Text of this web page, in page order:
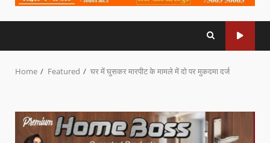
Home Featured घर में घुसकर मारपीट के मामले में दो पर मुकदमा दर्ज